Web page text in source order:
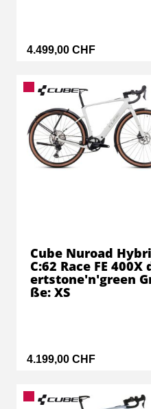
4.499,00 CHF
4.199,00 CHF
Cube Nuroad
C:62 Race FE 400X
ertstone'n'green
ße: XS